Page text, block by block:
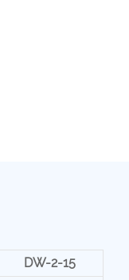
DW-2-15